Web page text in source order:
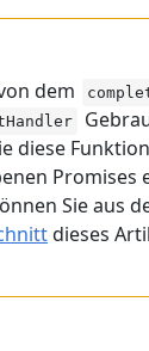
dem
diese
Promises
Sie aus
dieses